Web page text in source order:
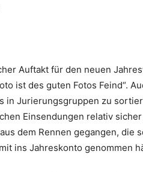
Auftakt für den neuen
ist des guten Fotos Feind“.
in Jurierungsgruppen zu
Einsendungen relativ
dem Rennen gegangen, die
ins Jahreskonto genommen